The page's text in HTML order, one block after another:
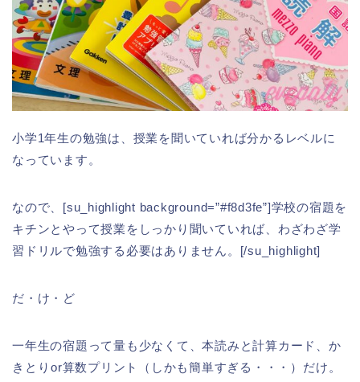
小学1年生の勉強は、授業を聞いていれば分かるレベルに
なっています。
なので、[su_highlight background=”#f8d3fe”]学校の宿題を
キチンとやって授業をしっかり聞いていれば、わざわざ学
習ドリルで勉強する必要はありません。[/su_highlight]
だ・け・ど
一年生の宿題って量も少なくて、本読みと計算カード、か
きとりor算数プリント（しかも簡単すぎる・・・）だけ。